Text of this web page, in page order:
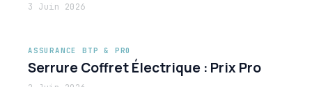
3 Juin 2026
ASSURANCE BTP & PRO
Serrure Coffret Électrique : Prix Pro